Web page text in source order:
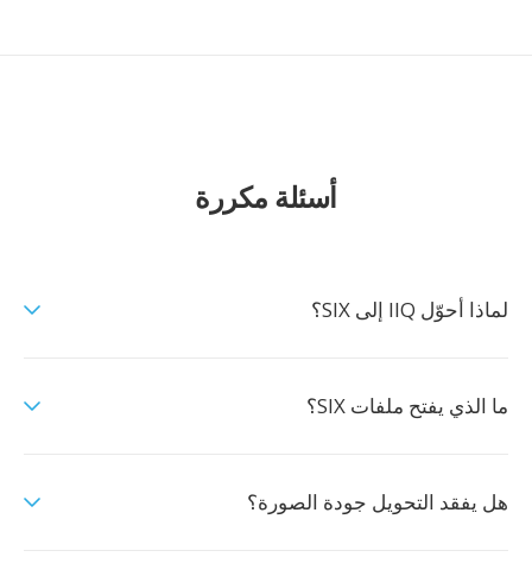
أسئلة مكررة
لماذا أحوّل IIQ إلى SIX؟
ما الذي يفتح ملفات SIX؟
هل يفقد التحويل جودة الصورة؟